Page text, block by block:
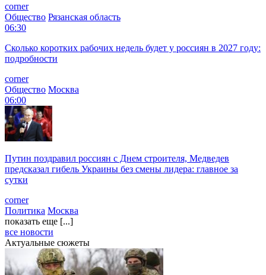
corner
Общество Рязанская область
06:30
Сколько коротких рабочих недель будет у россиян в 2027 году:
подробности
corner
Общество Москва
06:00
Путин поздравил россиян с Днем строителя, Медведев
предсказал гибель Украины без смены лидера: главное за
сутки
corner
Политика Москва
показать еще [...]
все новости
Актуальные сюжеты